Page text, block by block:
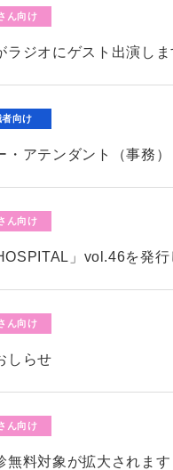
ん向け
ラジオにゲスト出演しま
向け
・アテンダント（事務
ん向け
」vol.46を発行
ん向け
しらせ
ん向け
無料対象が拡大されます